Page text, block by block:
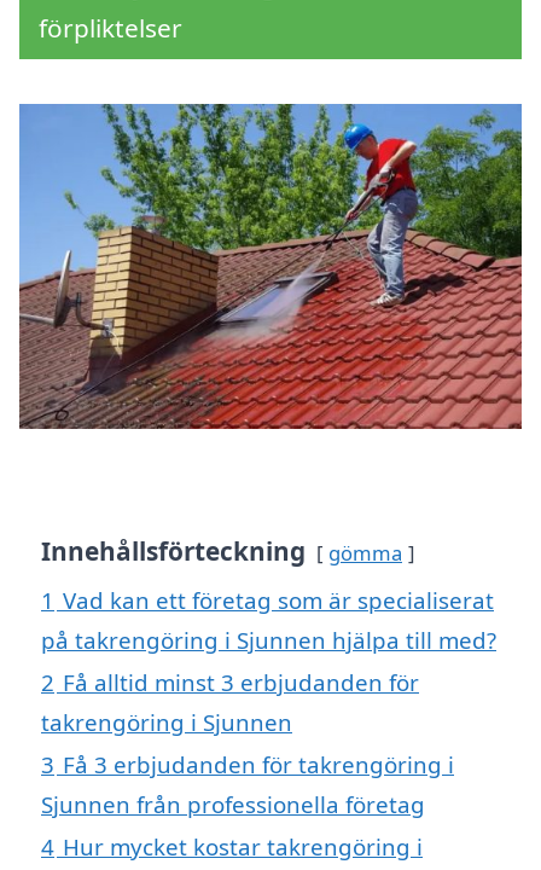
förpliktelser
Innehållsförteckning gömma
1 Vad kan ett företag som är specialiserat
på takrengöring i Sjunnen hjälpa till med?
2 Få alltid minst 3 erbjudanden för
takrengöring i Sjunnen
3 Få 3 erbjudanden för takrengöring i
Sjunnen från professionella företag
4 Hur mycket kostar takrengöring i